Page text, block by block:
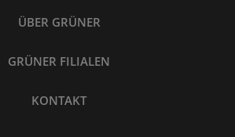
ÜBER GRÜNER
GRÜNER FILIALEN
KONTAKT